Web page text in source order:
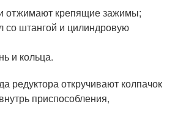
отжимают крепящие зажимы;
со штангой и цилиндровую
и кольца.
редуктора откручивают колпачок
приспособления,